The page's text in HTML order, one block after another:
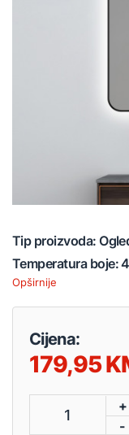
Tip proizvoda:
Temperatura boje:
Opširnije
Cijena:
179,95
1
+
-